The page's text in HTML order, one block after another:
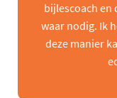
bijlescoach en
waar nodig. Ik
deze manier